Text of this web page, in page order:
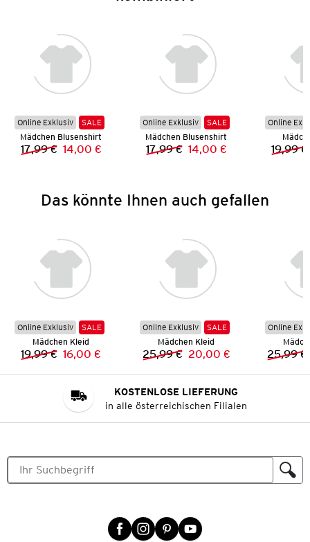
Online Exklusiv
SALE
Mädchen Blusenshirt
Vorheriger Preis:
17,99 € Neuer Preis:
14,00 €
Online Exklusiv
SALE
Mädchen Blusenshirt
Vorheriger Preis:
17,99 € Neuer Preis:
14,00 €
Online
19,99 €
Das könnte Ihnen auch gefallen
Online Exklusiv
SALE
Mädchen Kleid
Vorheriger Preis:
19,99 € Neuer Preis:
16,00 €
Online Exklusiv
SALE
Mädchen Kleid
Vorheriger Preis:
25,99 € Neuer Preis:
20,00 €
Online
25,99 €
KOSTENLOSE LIEFERUNG
in alle österreichischen Filialen